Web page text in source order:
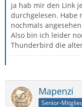
ja hab mir den Link
durchgelesen. Habe
nochmals
Also bin ich leider
Thunderbird die
Mapenzi
Senior-